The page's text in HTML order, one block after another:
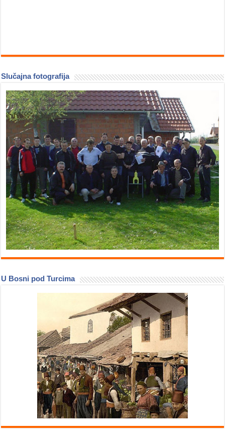
Slučajna fotografija
U Bosni pod Turcima